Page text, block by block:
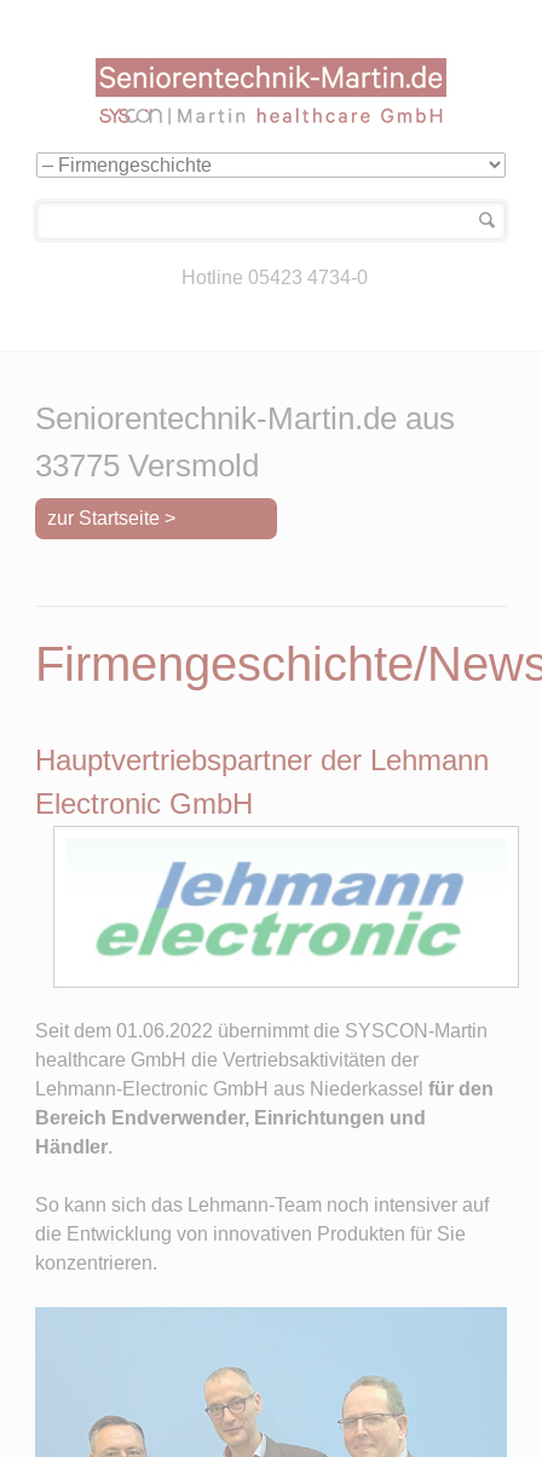
Hotline 05423 4734-0
Seniorentechnik-Martin.de aus
33775 Versmold
zur Startseite >
Firmengeschichte/
Hauptvertriebspartner der Lehmann
Electronic GmbH
Seit dem 01.06.2022 übernimmt die SYSCON-Martin
healthcare GmbH die Vertriebsaktivitäten der
Lehmann-Electronic GmbH aus Niederkassel für den
Bereich Endverwender, Einrichtungen und
Händler.
So kann sich das Lehmann-Team noch intensiver auf
die Entwicklung von innovativen Produkten für Sie
konzentrieren.